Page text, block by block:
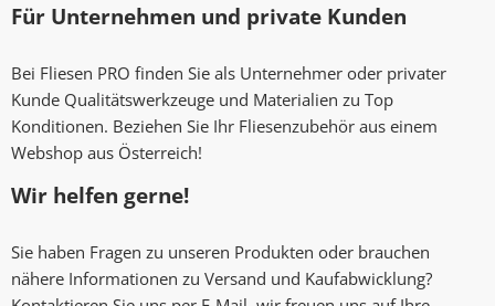
Für Unternehmen und private Kunden
Bei Fliesen PRO finden Sie als Unternehmer oder privater
Kunde Qualitätswerkzeuge und Materialien zu Top
Konditionen. Beziehen Sie Ihr Fliesenzubehör aus einem
Webshop aus Österreich!
Wir helfen gerne!
Sie haben Fragen zu unseren Produkten oder brauchen
nähere Informationen zu Versand und Kaufabwicklung?